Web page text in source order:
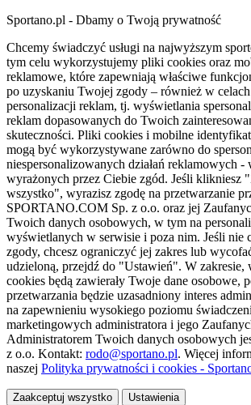
Sportano.pl - Dbamy o Twoją prywatność
Chcemy świadczyć usługi na najwyższym
tym celu wykorzystujemy pliki cookies oraz
reklamowe, które zapewniają właściwe
po uzyskaniu Twojej zgody – również w
personalizacji reklam, tj. wyświetlania
reklam dopasowanych do Twoich
skuteczności. Pliki cookies i mobilne
mogą być wykorzystywane zarówno do
niespersonalizowanych działań reklamowych -
wyrażonych przez Ciebie zgód. Jeśli klikniesz
wszystko", wyrazisz zgodę na przetwarzanie
SPORTANO.COM Sp. z o.o. oraz jej
Twoich danych osobowych, w tym na
wyświetlanych w serwisie i poza nim. Jeśli nie
zgody, chcesz ograniczyć jej zakres lub
udzieloną, przejdź do "Ustawień". W
cookies będą zawierały Twoje dane osobowe,
przetwarzania będzie uzasadniony interes
na zapewnieniu wysokiego poziomu
marketingowych administratora i jego
Administratorem Twoich danych osobowych
z o.o. Kontakt: rodo@sportano.pl. Więcej
naszej Polityka prywatności i cookies -
Zaakceptuj wszystko Ustawienia